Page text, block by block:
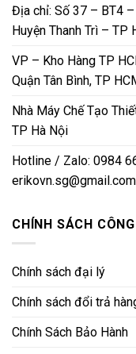
Địa chỉ: Số 37 – BT4
Huyện Thanh Trì – TP
VP – Kho Hàng TP
Quận Tân Bình, TP
Nhà Máy Chế Tạo
TP Hà Nội
Hotline / Zalo: 0984
erikovn.sg@gmail.com
CHÍNH SÁCH
Chính sách đại lý
Chính sách đổi trả
Chính Sách Bảo Hành